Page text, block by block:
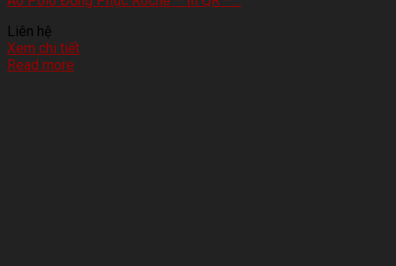
Liên hệ
Xem chi tiết
Read more